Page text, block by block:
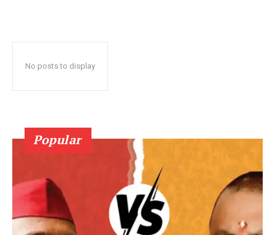
No posts to display
Popular